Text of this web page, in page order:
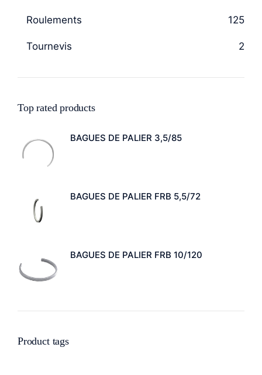
Roulements 125
Tournevis 2
Top rated products
BAGUES DE PALIER 3,5/85
BAGUES DE PALIER FRB 5,5/72
BAGUES DE PALIER FRB 10/120
Product tags